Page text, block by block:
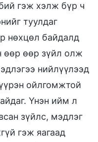
гэж хэлж бүр ч
туулдаг
нөхцөл байдалд
өөр өөр зүйл олж
нийлүүлээд
ойлгомжтой
Үнэн ийм л
зүйлс, мэдлэг
гэж яагаад